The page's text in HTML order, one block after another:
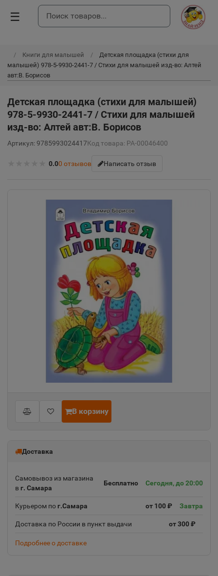
☰
Книги для малышей
Детская площадка (стихи для
малышей) 978-5-9930-2441-7 / Стихи для малышей изд-во: Алтей
авт:В. Борисов
Детская площадка (стихи для малышей)
978-5-9930-2441-7 / Стихи для малышей
изд-во: Алтей авт:В. Борисов
Артикул: 9785993024417Код товара: РА-00046400
0.00 отзывов Написать отзыв
В корзину
Доставка
Самовывоз из магазина
в г. Самара
Бесплатно Сегодня, до 20:00
Курьером пог.Самара от 100 ₽ Завтра
Доставка по России в пункт выдачи от 300 ₽
Подробнее о доставке